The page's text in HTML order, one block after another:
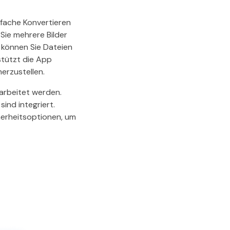
Konvertieren
mehrere Bilder
Sie Dateien
die App
werden.
integriert.
um